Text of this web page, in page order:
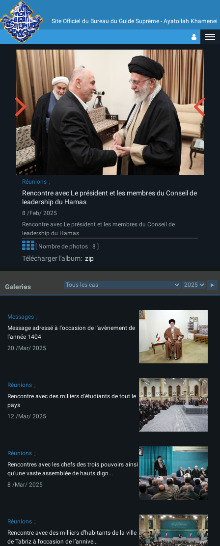
Site Officiel du Bureau du Guide Suprême - Ayatollah Khamenei
Réunions
Rencontre avec Le président et les membres du Conseil de
leadership du Hamas
8 /Feb/ 2025
Rencontre avec Le président et les membres du Conseil de
leadership du Hamas
[ Nombre de photos : 8 ]
Télécharger l'album: zip
Galeries
Messages
Message adressé à l'occasion de l'avènement de
l'année 1404
20 /Mar/ 2025
Réunions
Rencontre avec des milliers d'étudiants de tout le
pays
12 /Mar/ 2025
Réunions
Rencontres avec les chefs des trois pouvoirs ainsi
qu'une vaste assemblée de hauts dign...
8 /Mar/ 2025
Réunions
Rencontre avec des milliers d’habitants de la ville
de Tabriz à l’occasion de l’annive...